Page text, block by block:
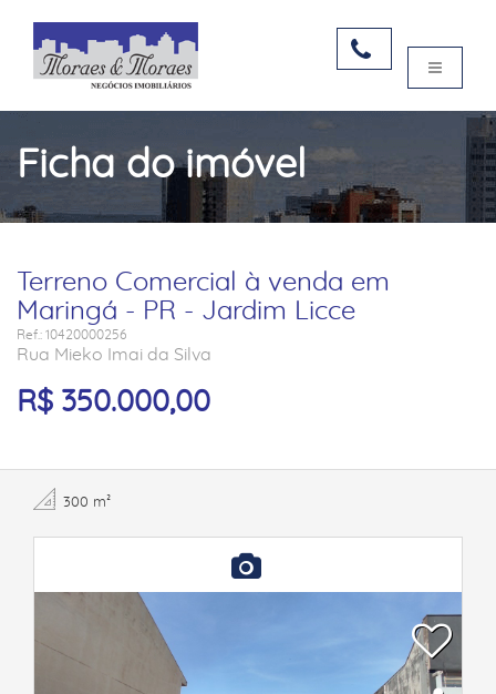
Ficha do imóvel
Terreno Comercial à venda em
Maringá - PR - Jardim Licce
Ref.: 10420000256
Rua Mieko Imai da Silva
R$ 350.000,00
300 m²